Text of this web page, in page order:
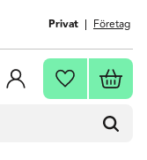
Privat Företag
Favoriter